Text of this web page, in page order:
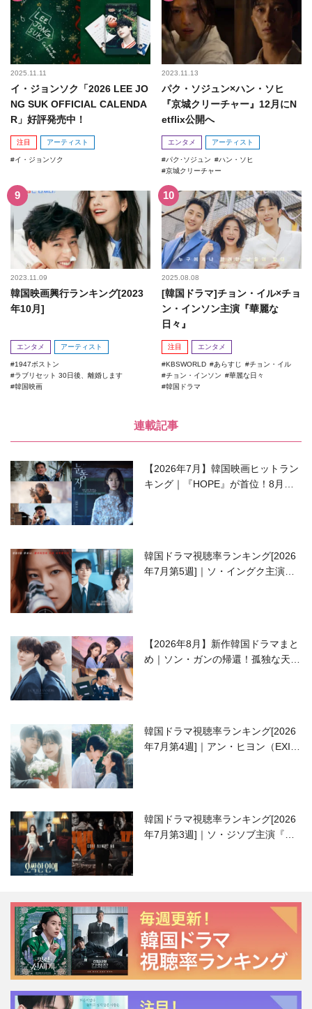
2025.11.11
イ・ジョンソク「2026 LEE JO
NG SUK OFFICIAL CALENDA
R」好評発売中！
注目 アーティスト
イ・ジョンソク
2023.11.13
パク・ソジュン×ハン・ソヒ
『京城クリーチャー』12月にN
etflix公開へ
エンタメ アーティスト
パク･ソジュン
ハン・ソヒ
京城クリーチャー
2023.11.09
韓国映画興行ランキング[2023
年10月]
エンタメ アーティスト
1947ボストン
ラブリセット 30日後、離婚します
韓国映画
2025.08.08
[韓国ドラマ]チョン・イル×チョ
ン・インソン主演『華麗な
日々』
注目 エンタメ
KBSWORLD あらすじ
チョン・イル
チョン・インソン
華麗な日々
韓国ドラマ
連載記事
【2026年7月】韓国映画ヒットラン
キング｜『HOPE』が首位！8月公
韓国ドラマ視聴率ランキング[2026
年7月第5週]｜ソ・イングク主演の
【2026年8月】新作韓国ドラマまと
め｜ソン・ガンの帰還！孤独な天才
韓国ドラマ視聴率ランキング[2026
年7月第4週]｜アン・ヒヨン（EXID
韓国ドラマ視聴率ランキング[2026
年7月第3週]｜ソ・ジソブ主演『エ